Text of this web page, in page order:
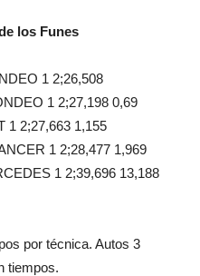
los Funes
1 2;26,508
1 2;27,198 0,69
1 2;27,663 1,155
1 2;28,477 1,969
1 2;39,696 13,188
por técnica. Autos 3
tiempos.